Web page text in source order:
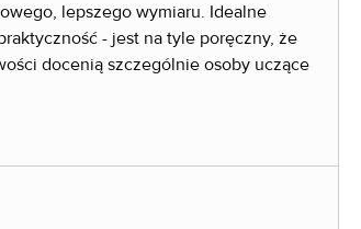
lepszego wymiaru. Idealne
- jest na tyle poręczny, że
docenią szczególnie osoby uczące